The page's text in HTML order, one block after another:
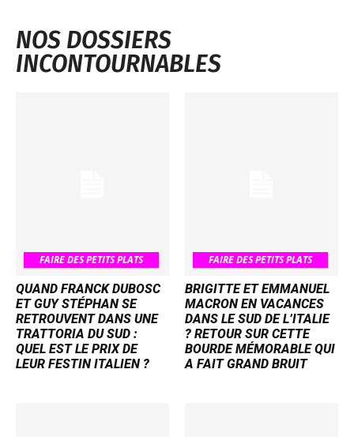
NOS DOSSIERS
INCONTOURNABLES
FAIRE DES PETITS PLATS
QUAND FRANCK DUBOSC
ET GUY STÉPHAN SE
RETROUVENT DANS UNE
TRATTORIA DU SUD :
QUEL EST LE PRIX DE
LEUR FESTIN ITALIEN ?
FAIRE DES PETITS PLATS
BRIGITTE ET EMMANUEL
MACRON EN VACANCES
DANS LE SUD DE L’ITALIE
? RETOUR SUR CETTE
BOURDE MÉMORABLE QUI
A FAIT GRAND BRUIT